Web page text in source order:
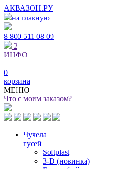
АКВАЗОН.РУ
на главную
8 800 511 08 09
2
ИНФО
0
корзина
МЕНЮ
Что с моим заказом?
Чучела
гусей
Softplast
3-D (новинка)